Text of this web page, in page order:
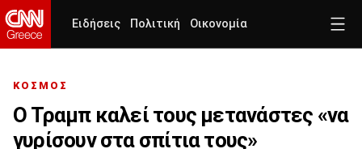
Ειδήσεις Πολιτική Οικονομία
ΚΟΣΜΟΣ
Ο Τραμπ καλεί τους μετανάστες «να
γυρίσουν στα σπίτια τους»